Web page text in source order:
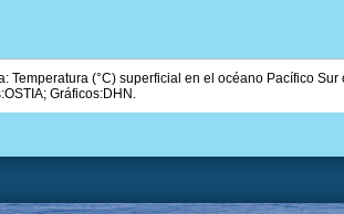
Temperatura (°C) superficial en el océano Pacífico
Gráficos:DHN.